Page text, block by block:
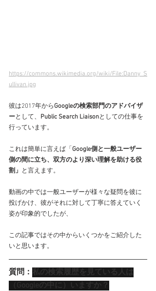
https://commons.wikimedia.org/wiki/File:Danny_S
ullivan.jpg
彼は2017年からGoogleの検索部門のアドバイザ
ーとして、 Public Search Liaisonとしての仕事を
行っています。
これは簡単に言えば「 Google側と一般ユーザー
側の間に立ち、双方のより深い理解を助ける役
割」 と言えます。
動画の中では一般ユーザーが様々な疑問を彼に
投げかけ、彼がそれに対して丁寧に答えていく
姿が印象的でしたが、
この記事ではその中からいくつかをご紹介した
いと思います。
質問：
私の検索履歴を見ている人は
（Googleの中に）いますか？